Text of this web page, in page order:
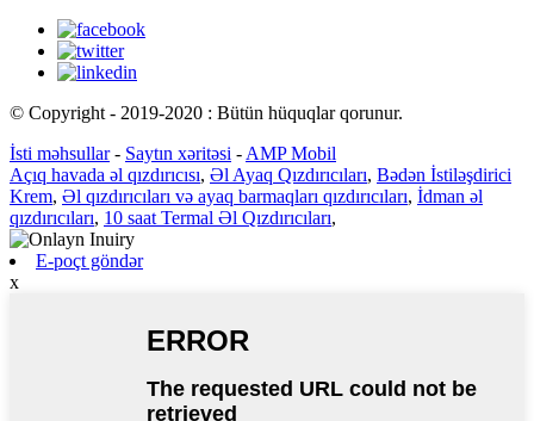
© Copyright - 2019-2020 : Bütün hüquqlar qorunur.
İsti məhsullar- Saytın xəritəsi - AMP Mobil
Açıq havada əl qızdırıcısı, Əl Ayaq Qızdırıcıları, Bədən İstiləşdirici
Krem, Əl qızdırıcıları və ayaq barmaqları qızdırıcıları, İdman əl
qızdırıcıları, 10 saat Termal Əl Qızdırıcıları,
E-poçt göndər
x